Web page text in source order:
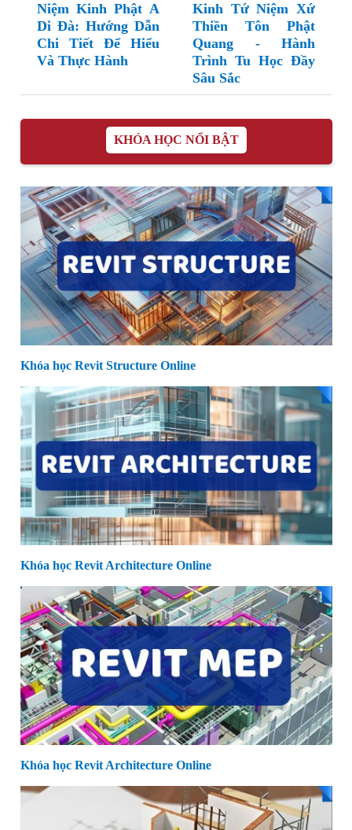
Niệm Kinh Phật A
Di Đà: Hướng Dẫn
Chi Tiết Để Hiểu
Và Thực Hành
Kinh Tứ Niệm Xứ
Thiền Tôn Phật
Quang - Hành
Trình Tu Học Đầy
Sâu Sắc
KHÓA HỌC NỔI BẬT
Khóa học Revit Structure Online
Khóa học Revit Architecture Online
Khóa học Revit Architecture Online